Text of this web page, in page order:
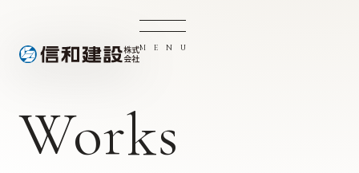
M E N U
Works